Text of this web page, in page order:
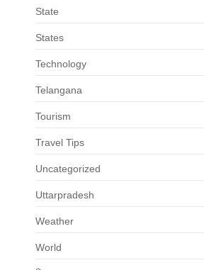
State
States
Technology
Telangana
Tourism
Travel Tips
Uncategorized
Uttarpradesh
Weather
World